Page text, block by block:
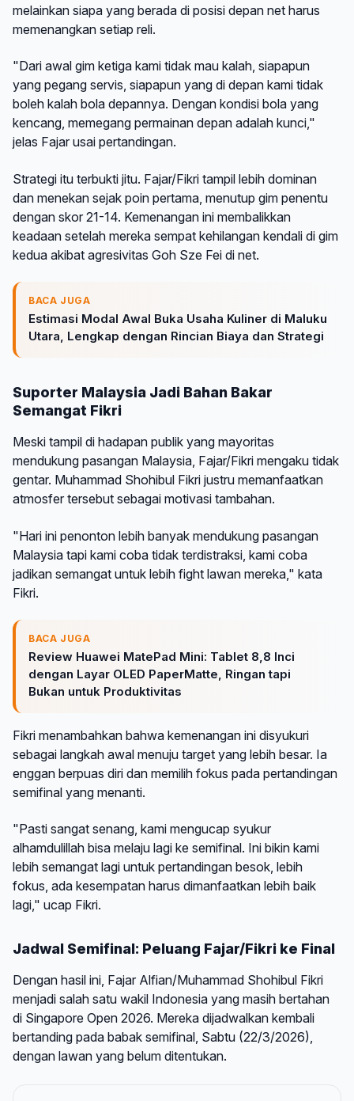
melainkan siapa yang berada di posisi depan net harus
memenangkan setiap reli.
"Dari awal gim ketiga kami tidak mau kalah, siapapun
yang pegang servis, siapapun yang di depan kami tidak
boleh kalah bola depannya. Dengan kondisi bola yang
kencang, memegang permainan depan adalah kunci,"
jelas Fajar usai pertandingan.
Strategi itu terbukti jitu. Fajar/Fikri tampil lebih dominan
dan menekan sejak poin pertama, menutup gim penentu
dengan skor 21-14. Kemenangan ini membalikkan
keadaan setelah mereka sempat kehilangan kendali di gim
kedua akibat agresivitas Goh Sze Fei di net.
BACA JUGA
Estimasi Modal Awal Buka Usaha Kuliner di Maluku
Utara, Lengkap dengan Rincian Biaya dan Strategi
Suporter Malaysia Jadi Bahan Bakar
Semangat Fikri
Meski tampil di hadapan publik yang mayoritas
mendukung pasangan Malaysia, Fajar/Fikri mengaku tidak
gentar. Muhammad Shohibul Fikri justru memanfaatkan
atmosfer tersebut sebagai motivasi tambahan.
"Hari ini penonton lebih banyak mendukung pasangan
Malaysia tapi kami coba tidak terdistraksi, kami coba
jadikan semangat untuk lebih fight lawan mereka," kata
Fikri.
BACA JUGA
Review Huawei MatePad Mini: Tablet 8,8 Inci
dengan Layar OLED PaperMatte, Ringan tapi
Bukan untuk Produktivitas
Fikri menambahkan bahwa kemenangan ini disyukuri
sebagai langkah awal menuju target yang lebih besar. Ia
enggan berpuas diri dan memilih fokus pada pertandingan
semifinal yang menanti.
"Pasti sangat senang, kami mengucap syukur
alhamdulillah bisa melaju lagi ke semifinal. Ini bikin kami
lebih semangat lagi untuk pertandingan besok, lebih
fokus, ada kesempatan harus dimanfaatkan lebih baik
lagi," ucap Fikri.
Jadwal Semifinal: Peluang Fajar/Fikri ke Final
Dengan hasil ini, Fajar Alfian/Muhammad Shohibul Fikri
menjadi salah satu wakil Indonesia yang masih bertahan
di Singapore Open 2026. Mereka dijadwalkan kembali
bertanding pada babak semifinal, Sabtu (22/3/2026),
dengan lawan yang belum ditentukan.